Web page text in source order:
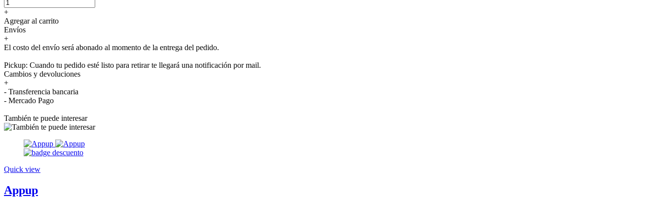
+
Agregar al carrito
Envíos
+
El costo del envío será abonado al momento de la entrega del pedido.
Pickup: Cuando tu pedido esté listo para retirar te llegará una notificación por mail.
Cambios y devoluciones
+
- Transferencia bancaria
- Mercado Pago
También te puede interesar
Quick view
Appup